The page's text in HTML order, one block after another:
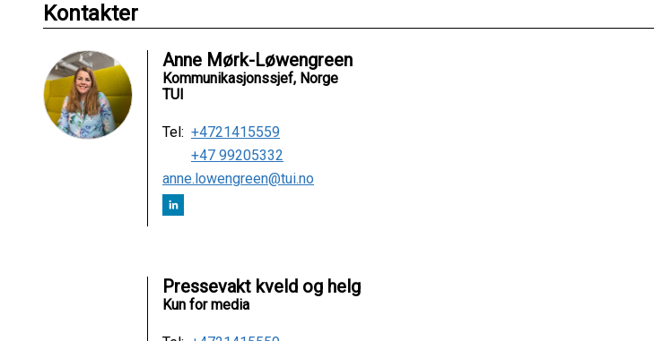
Kontakter
Anne Mørk-Løwengreen
Kommunikasjonssjef, Norge
TUI
Tel: +4721415559
+47 99205332
anne.lowengreen@tui.no
Pressevakt kveld og helg
Kun for media